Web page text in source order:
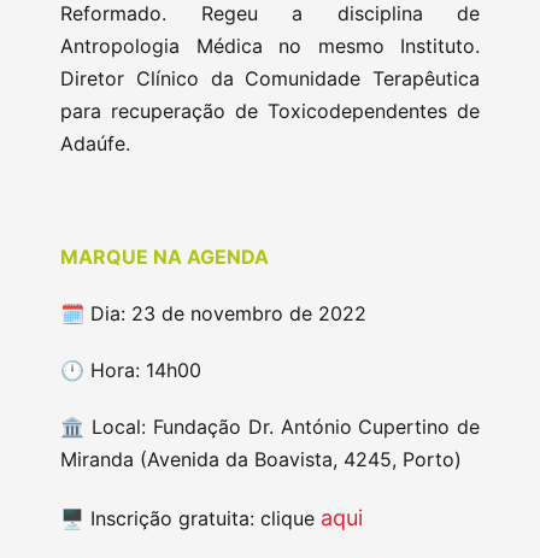
Reformado. Regeu a disciplina de
Antropologia Médica no mesmo Instituto.
Diretor Clínico da Comunidade Terapêutica
para recuperação de Toxicodependentes de
Adaúfe.
MARQUE NA AGENDA
🗓️ Dia: 23 de novembro de 2022
🕛 Hora: 14h00
🏛️ Local: Fundação Dr. António Cupertino de
Miranda (Avenida da Boavista, 4245, Porto)
🖥️ Inscrição gratuita: clique aqui